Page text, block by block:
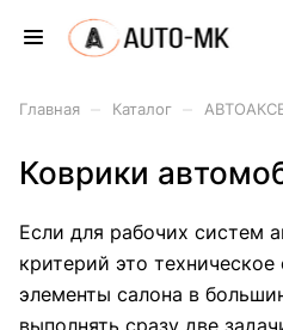
Главная Каталог
Коврики
Если для рабочих систем
критерий это техническое
элементы салона в
выполнять сразу две